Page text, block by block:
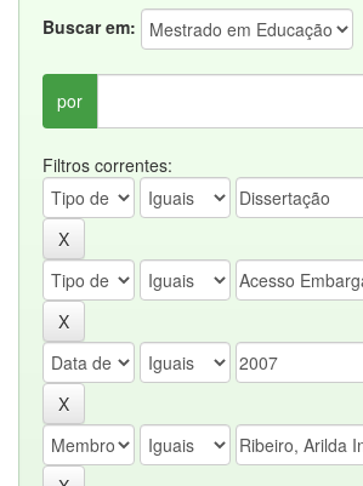
Buscar em:
por
Filtros correntes: